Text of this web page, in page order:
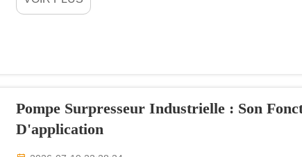
Pompe Surpresseur Industrielle : Son
D'application